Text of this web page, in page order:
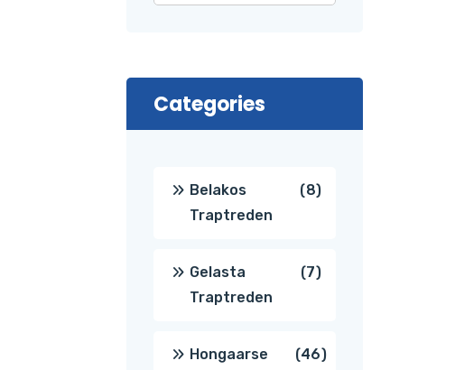
Categories
Belakos
Traptreden
88
Gelasta
Traptreden
77
Hongaarse
4646